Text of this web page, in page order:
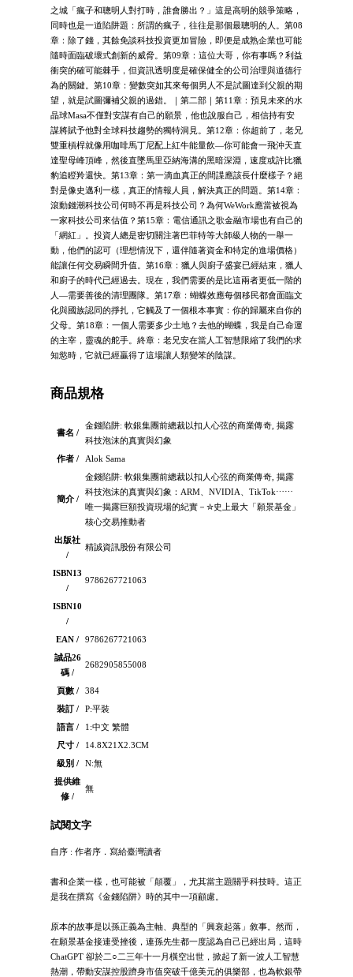
之城「瘋子和聰明人對打時，誰會勝出？」這是高明的競爭策略，
同時也是一道陷阱題：所謂的瘋子，往往是那個最聰明的人。第08
章：除了錢，其餘免談科技投資更加冒險，即便是成熟企業也可能
隨時面臨破壞式創新的威脅。第09章：這位大哥，你有事嗎？利益
衝突的確可能棘手，但資訊透明度是確保健全的公司治理與道德行
為的關鍵。第10章：變數突如其來每個男人不是試圖達到父親的期
望，就是試圖彌補父親的過錯。｜第二部｜第11章：預見未來的水
晶球Masa不僅對安謀有自己的願景，他也說服自己，相信持有安
謀將賦予他對全球科技趨勢的獨特洞見。第12章：你超前了，老兄
雙重槓桿就像用咖啡馬丁尼配上紅牛能量飲—你可能會一飛沖天直
達聖母峰頂峰，然後直墜馬里亞納海溝的黑暗深淵，速度或許比獵
豹追瞪羚還快。第13章：第一滴血真正的間諜應該長什麼樣子？絕
對是像史邁利一樣，真正的情報人員，解決真正的問題。第14章：
滾動錢潮科技公司何時不再是科技公司？為何WeWork應當被視為
一家科技公司來估值？第15章：電信通訊之歌金融市場也有自己的
「網紅」。投資人總是密切關注著巴菲特等大師級人物的一舉一
動，他們的認可（理想情況下，還伴隨著資金和特定的進場價格）
能讓任何交易瞬間升值。第16章：獵人與廚子盛宴已經結束，獵人
和廚子的時代已經過去。現在，我們需要的是比這兩者更低一階的
人—需要善後的清理團隊。第17章：蝴蝶效應每個移民都會面臨文
化與國族認同的掙扎，它觸及了一個根本事實：你的歸屬來自你的
父母。第18章：一個人需要多少土地？去他的蝴蝶，我是自己命運
的主宰，靈魂的舵手。終章：老兄安在當人工智慧限縮了我們的求
知慾時，它就已經贏得了這場讓人類變笨的陰謀。
商品規格
書名 /
金錢陷阱: 軟銀集團前總裁以扣人心弦的商業傳奇, 揭露
科技泡沫的真實與幻象
作者 /
Alok Sama
簡介 /
金錢陷阱: 軟銀集團前總裁以扣人心弦的商業傳奇, 揭露
科技泡沫的真實與幻象：ARM、NVIDIA、TikTok⋯⋯
唯一揭露巨額投資現場的紀實－✮史上最大「願景基金」
核心交易推動者
出版社
/
精誠資訊股份有限公司
ISBN13
/
9786267721063
ISBN10
/
EAN /
9786267721063
誠品26
碼 /
2682905855008
頁數 /
384
裝訂 /
P:平裝
語言 /
1:中文 繁體
尺寸 /
14.8X21X2.3CM
級別 /
N:無
提供維
修 /
無
試閱文字
自序 : 作者序．寫給臺灣讀者
書和企業一樣，也可能被「顛覆」，尤其當主題關乎科技時。這正
是我在撰寫《金錢陷阱》時的其中一項顧慮。
原本的故事是以孫正義為主軸、典型的「興衰起落」敘事。然而，
在願景基金接連受挫後，連孫先生都一度認為自己已經出局，這時
ChatGPT 卻於二○二三年十一月橫空出世，掀起了新一波人工智慧
熱潮，帶動安謀控股躋身市值突破千億美元的俱樂部，也為軟銀帶